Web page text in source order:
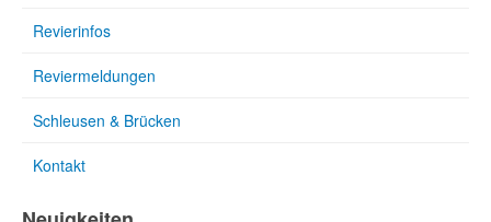
Revierinfos
Reviermeldungen
Schleusen & Brücken
Kontakt